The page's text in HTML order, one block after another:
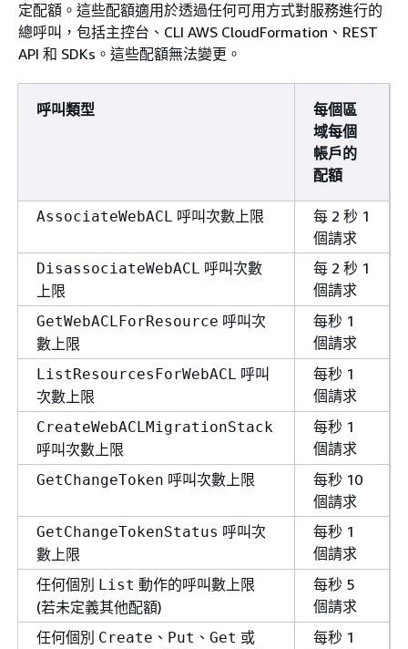
定配額。這些配額適用於透過任何可用方式對服務進行的
總呼叫，包括主控台、CLI AWS CloudFormation、REST
API 和 SDKs。這些配額無法變更。
呼叫類型
每個區
域每個
帳戶的
配額
AssociateWebACL 呼叫次數上限
每 2 秒 1
個請求
DisassociateWebACL 呼叫次數
上限
每 2 秒 1
個請求
GetWebACLForResource 呼叫次
數上限
每秒 1
個請求
ListResourcesForWebACL 呼叫
次數上限
每秒 1
個請求
CreateWebACLMigrationStack
呼叫次數上限
每秒 1
個請求
GetChangeToken 呼叫次數上限
每秒 10
個請求
GetChangeTokenStatus 呼叫次
數上限
每秒 1
個請求
任何個別 List 動作的呼叫數上限
(若未定義其他配額)
每秒 5
個請求
任何個別 Create 、 Put 、 Get 或
每秒 1